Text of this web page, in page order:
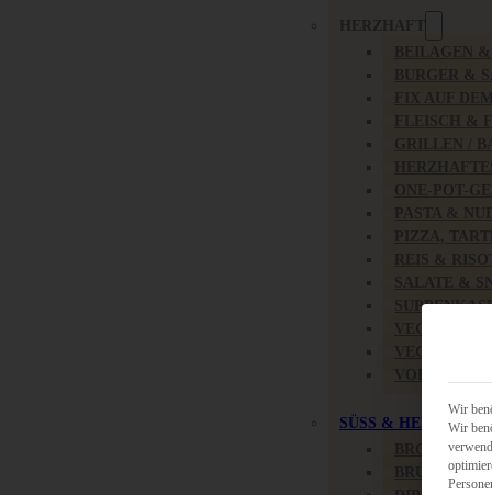
HERZHAFT
SALATE &
SÜSS & HERZHAFT
BRUNCH &
Wir
Wir